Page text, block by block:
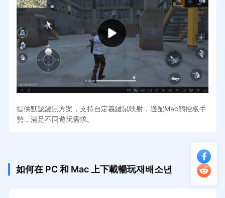
提供默認鍵鼠方案，支持自定義鍵鼠映射，適配Mac觸控板手
勢，滿足不同遊玩需求。
如何在 PC 和 Mac 上下載暢玩재배소년